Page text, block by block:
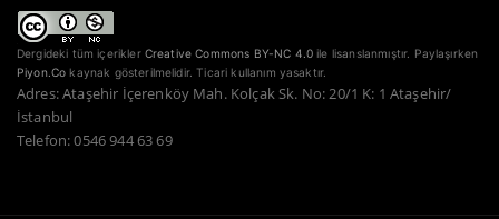
Dergideki tüm içerikler Creative Commons BY-NC 4.0 ile lisanslanmıştır. Paylaşırken
Piyon.Co kaynak gösterilmelidir. Ticari kullanım yasaktır.
Adres: Ataşehir İçerenköy Mah. Kolçak Sk. No: 20/1 K: 1 Ataşehir/
İstanbul
Telefon: 0546 944 63 69